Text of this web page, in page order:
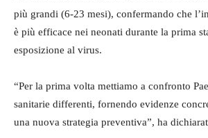
più grandi (6-23 mesi), confermando che
è più efficace nei neonati durante la prima
esposizione al virus.
“Per la prima volta mettiamo a confronto
sanitarie differenti, fornendo evidenze
una nuova strategia preventiva”, ha